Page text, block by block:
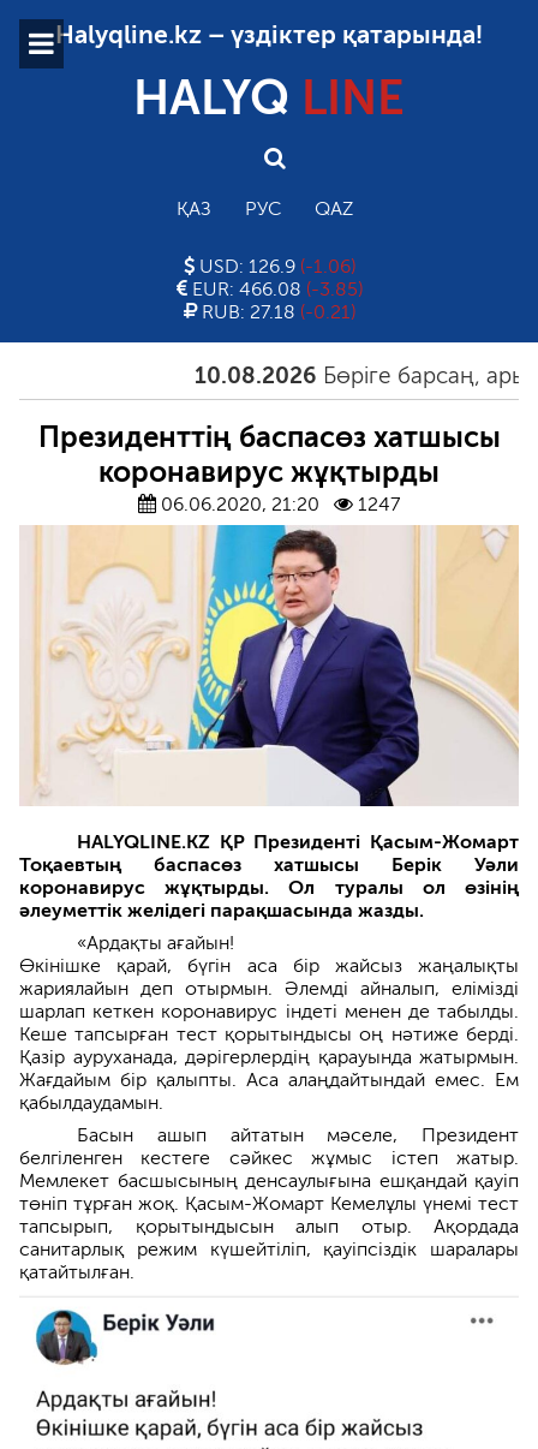
Halyqline.kz – үздіктер қатарында!
HALYQ LINE
ҚАЗ РУС QAZ
USD: 126.9 (-1.06)
EUR: 466.08 (-3.85)
RUB: 27.18 (-0.21)
10.08.2026 Бөріге барсаң,
Президенттің баспасөз хатшысы
коронавирус жұқтырды
06.06.2020, 21:20 1247
HALYQLINE.KZ ҚР Президенті Қасым-Жомарт
Тоқаевтың баспасөз хатшысы Берік Уәли
коронавирус жұқтырды. Ол туралы ол өзінің
әлеуметтік желідегі парақшасында жазды.
«Ардақты ағайын!
Өкінішке қарай, бүгін аса бір жайсыз жаңалықты
жариялайын деп отырмын. Әлемді айналып, елімізді
шарлап кеткен коронавирус індеті менен де табылды.
Кеше тапсырған тест қорытындысы оң нәтиже берді.
Қазір ауруханада, дәрігерлердің қарауында жатырмын.
Жағдайым бір қалыпты. Аса алаңдайтындай емес. Ем
қабылдаудамын.
Басын ашып айтатын мәселе, Президент
белгіленген кестеге сәйкес жұмыс істеп жатыр.
Мемлекет басшысының денсаулығына ешқандай қауіп
төніп тұрған жоқ. Қасым-Жомарт Кемелұлы үнемі тест
тапсырып, қорытындысын алып отыр. Ақордада
санитарлық режим күшейтіліп, қауіпсіздік шаралары
қатайтылған.